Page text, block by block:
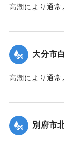
高潮により通常
ままの状態で
｜固有コード:
大分市
高潮により通
別府市